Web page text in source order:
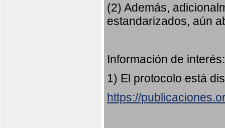
(2) Además,
estandarizados, aún
Información de interés:
1) El protocolo está
https://